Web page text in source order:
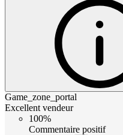
Game_zone_portal
Excellent vendeur
100%
Commentaire positif